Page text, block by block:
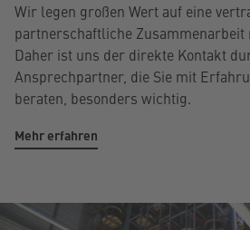
Wir legen großen Wert auf eine
partnerschaftliche Zusammenarbeit
Daher ist uns der direkte Kontakt
Ansprechpartner, die Sie mit
beraten, besonders wichtig.
Mehr erfahren